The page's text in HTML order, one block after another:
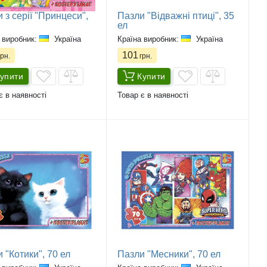
з серії "Принцеси",
Україна
в наявності
Пазли "Відважні птиці", 35
ел
Країна виробник: Україна
101 грн.
Купити
Товар є в наявності
"Котики", 70 ел Пазли "Месники", 70 ел